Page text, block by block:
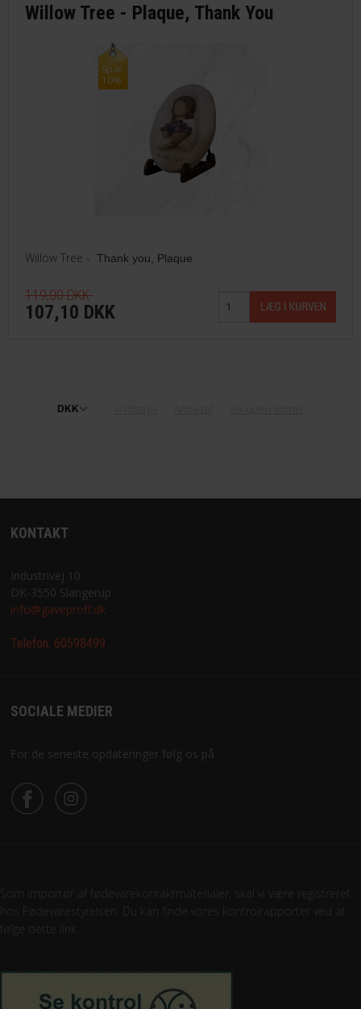
Willow Tree - Plaque, Thank You
Spar
10%
Willow Tree - Thank you, Plaque
119,00 DKK
107,10 DKK
KONTAKT
Industrivej 10
DK-3550 Slangerup
info@gaveproff.dk
Telefon: 60598499
SOCIALE MEDIER
For de seneste opdateringer følg os på
Som importør af fødevarekontaktmaterialer, skal vi være registreret
hos Fødevarestyrelsen. Du kan finde vores kontrolrapporter ved at
følge dette link: